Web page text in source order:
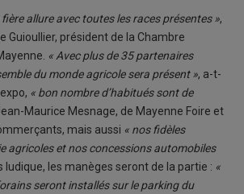
allure avec toutes les races présentes »,
Guioullier, président de la Chambre
« Avec plus de 35 partenaires
du monde agricole sera présent », a-t-
« bon nombre d’habitués sont de
Maurice Mesnage, de Mayenne Foire et
mais aussi « nos fidèles
agricoles et nos concessions automobiles
ludique, les manèges seront de la partie : «
seront installés sur le parking du